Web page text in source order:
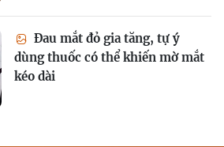
Đau mắt đỏ gia tăng, tự ý
dùng thuốc có thể khiến mờ mắt
kéo dài